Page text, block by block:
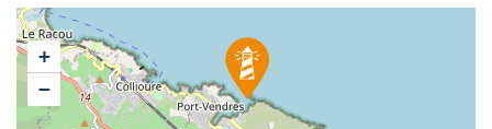
+
−